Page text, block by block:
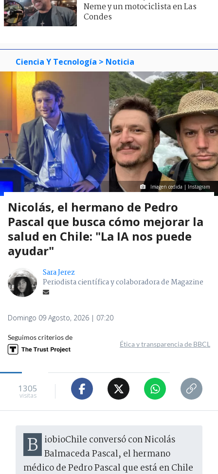
Neme y un motociclista en Las
Condes
Ciencia Y Tecnología > Noticia
Imagen cedida | Instagram
Nicolás, el hermano de Pedro
Pascal que busca cómo mejorar la
salud en Chile: "La IA nos puede
ayudar"
Sara Jerez
Periodista científica y colaboradora de Magazine
Domingo 09 Agosto, 2026 | 07:20
Seguimos criterios de
Ética y transparencia de BBCL
1305
visitas
BiobioChile conversó con Nicolás Balmaceda Pascal, el hermano
médico de Pedro Pascal que está en Chile